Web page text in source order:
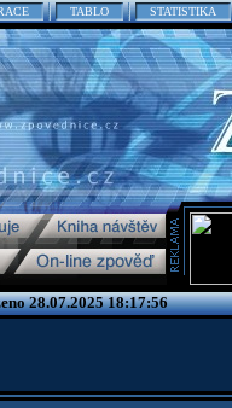
TABLO STATISTIKA
28.07.2025 18:17:56